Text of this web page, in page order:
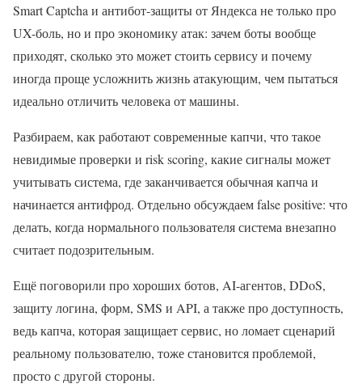
Smart Captcha и антибот-защиты от Яндекса не только про
UX-боль, но и про экономику атак: зачем боты вообще
приходят, сколько это может стоить сервису и почему
иногда проще усложнить жизнь атакующим, чем пытаться
идеально отличить человека от машины.
Разбираем, как работают современные капчи, что такое
невидимые проверки и risk scoring, какие сигналы может
учитывать система, где заканчивается обычная капча и
начинается антифрод. Отдельно обсуждаем false positive: что
делать, когда нормального пользователя система внезапно
считает подозрительным.
Ещё поговорили про хороших ботов, AI-агентов, DDoS,
защиту логина, форм, SMS и API, а также про доступность,
ведь капча, которая защищает сервис, но ломает сценарий
реальному пользователю, тоже становится проблемой,
просто с другой стороны.